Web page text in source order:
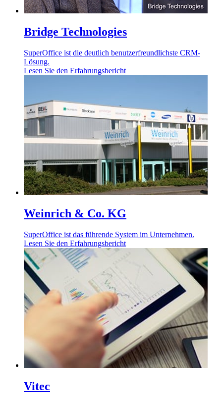
Bridge Technologies
SuperOffice ist die deutlich benutzerfreundlichste CRM-
Lösung.
Lesen Sie den Erfahrungsbericht
Weinrich & Co. KG
SuperOffice ist das führende System im Unternehmen.
Lesen Sie den Erfahrungsbericht
Vitec